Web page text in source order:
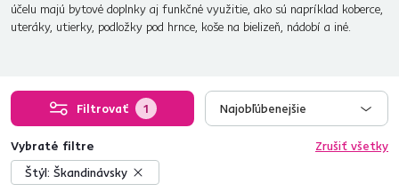
účelu majú bytové doplnky aj funkčné využitie, ako sú napríklad koberce,
uteráky, utierky, podložky pod hrnce, koše na bielizeň, nádobí a iné.
Filtrovať 1 Najobľúbenejšie
Vybraté filtre
Zrušiť všetky
Štýl: Škandinávsky